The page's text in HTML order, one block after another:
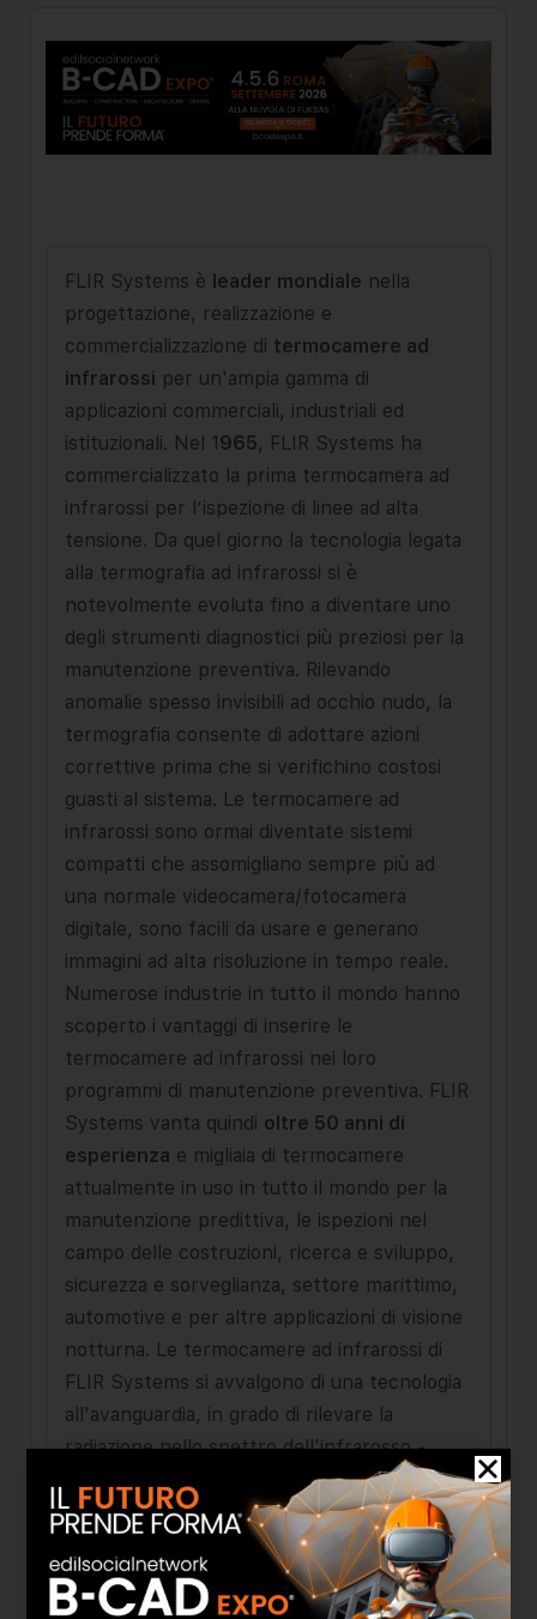
FLIR Systems è leader mondiale nella
progettazione, realizzazione e
commercializzazione di termocamere ad
infrarossi per un'ampia gamma di
applicazioni commerciali, industriali ed
istituzionali. Nel 1965, FLIR Systems ha
commercializzato la prima termocamera ad
infrarossi per l’ispezione di linee ad alta
tensione. Da quel giorno la tecnologia legata
alla termografia ad infrarossi si è
notevolmente evoluta fino a diventare uno
degli strumenti diagnostici più preziosi per la
manutenzione preventiva. Rilevando
anomalie spesso invisibili ad occhio nudo, la
termografia consente di adottare azioni
correttive prima che si verifichino costosi
guasti al sistema. Le termocamere ad
infrarossi sono ormai diventate sistemi
compatti che assomigliano sempre più ad
una normale videocamera/fotocamera
digitale, sono facili da usare e generano
immagini ad alta risoluzione in tempo reale.
Numerose industrie in tutto il mondo hanno
scoperto i vantaggi di inserire le
termocamere ad infrarossi nei loro
programmi di manutenzione preventiva. FLIR
Systems vanta quindi oltre 50 anni di
esperienza e migliaia di termocamere
attualmente in uso in tutto il mondo per la
manutenzione predittiva, le ispezioni nel
campo delle costruzioni, ricerca e sviluppo,
sicurezza e sorveglianza, settore marittimo,
automotive e per altre applicazioni di visione
notturna. Le termocamere ad infrarossi di
FLIR Systems si avvalgono di una tecnologia
all'avanguardia, in grado di rilevare la
radiazione nello spettro dell'infrarosso -
ovvero, il calore. Sulla base delle differenze
di temperatura rilevate, le termocamere
riescono a creare un'immagine nitida.
Algoritmi complessi consentono la lettura dei
valori di temperatura corretti basandosi su